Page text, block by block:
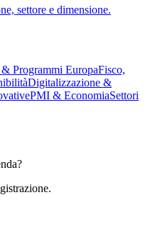
settore e dimensione.
Programmi EuropaFisco,
Digitalizzazione &
PMI & EconomiaSettori